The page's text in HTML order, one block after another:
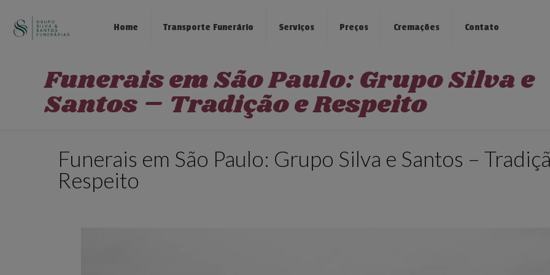
Home Transporte Funerário Serviços Preços Cremações Contato
Funerais em São Paulo: Grupo Silva e
Santos – Tradição e Respeito
Funerais em São Paulo: Grupo Silva e Santos –
Respeito